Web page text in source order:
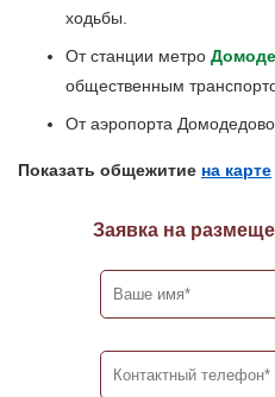
ходьбы.
От станции метро
общественным
От аэропорта
Показать общежитие на карте
Заявка на